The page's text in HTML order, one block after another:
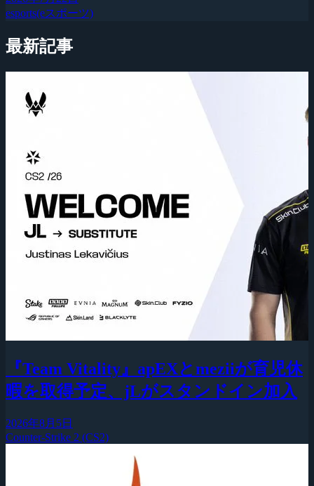
esports(eスポーツ)
最新記事
『Team Vitality』apEXとmeziiが育児休
暇を取得予定、jLがスタンドイン加入
2026年8月5日
Counter-Strike 2 (CS2)